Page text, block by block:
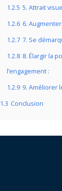
1.2.5 5. Attrait
1.2.6 6.
1.2.7 7. Se
1.2.8 8. Élargir la
l’engagement :
1.2.9 9. Améliorer
1.3 Conclusion